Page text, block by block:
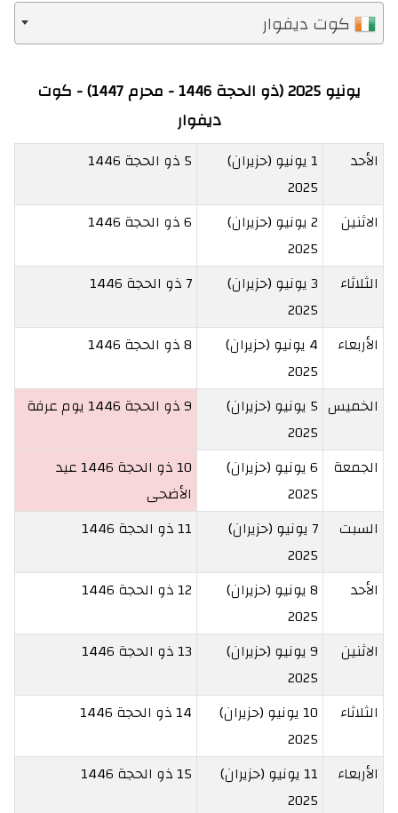
كوت ديفوار
يونيو 2025 (ذو الحجة 1446 - محرم 1447) - كوت
ديفوار
الأحد
1 يونيو (حزيران)
2025
5 ذو الحجة 1446
الاثنين
2 يونيو (حزيران)
2025
6 ذو الحجة 1446
الثلاثاء
3 يونيو (حزيران)
2025
7 ذو الحجة 1446
الأربعاء
4 يونيو (حزيران)
2025
8 ذو الحجة 1446
الخميس
5 يونيو (حزيران)
2025
9 ذو الحجة 1446 يوم عرفة
الجمعة
6 يونيو (حزيران)
2025
10 ذو الحجة 1446
عيد
الأضحى
السبت
7 يونيو (حزيران)
2025
11 ذو الحجة 1446
الأحد
8 يونيو (حزيران)
2025
12 ذو الحجة 1446
الاثنين
9 يونيو (حزيران)
2025
13 ذو الحجة 1446
الثلاثاء
10 يونيو (حزيران)
2025
14 ذو الحجة 1446
الأربعاء
11 يونيو (حزيران)
2025
15 ذو الحجة 1446